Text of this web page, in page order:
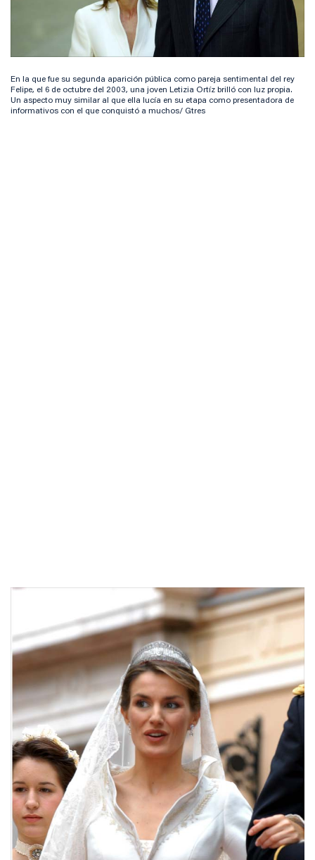
En la que fue su segunda aparición pública como pareja sentimental del rey
Felipe, el 6 de octubre del 2003, una joven Letizia Ortíz brilló con luz propia.
Un aspecto muy similar al que ella lucía en su etapa como presentadora de
informativos con el que conquistó a muchos/ Gtres